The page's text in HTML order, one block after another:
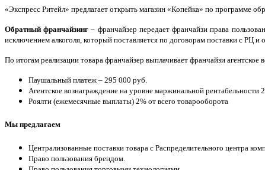
«Экспресс Ритейл» предлагает открыть магазин «Копейка» по программе
Обратный франчайзинг – франчайзер передает франчайзи права
исключением алкоголя, который поставляется по договорам поставки с РЦ и
По итогам реализации товара франчайзер выплачивает франчайзи агентское
Паушальный платеж – 295 000 руб.
Агентское вознаграждение на уровне маржинальной рентабельности
Роялти (ежемесячные выплаты) 2% от всего товарооборота
Мы предлагаем
Централизованные поставки товара с Распределительного центра
Право пользования брендом.